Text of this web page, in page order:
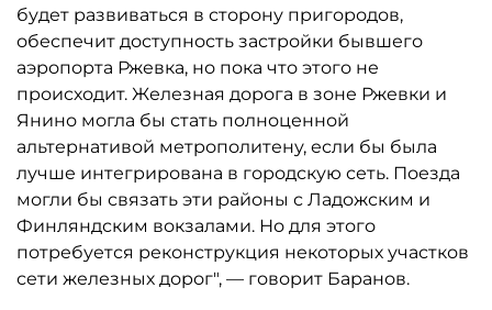
будет развиваться в сторону пригородов,
обеспечит доступность застройки бывшего
аэропорта Ржевка, но пока что этого не
происходит. Железная дорога в зоне Ржевки и
Янино могла бы стать полноценной
альтернативой метрополитену, если бы была
лучше интегрирована в городскую сеть. Поезда
могли бы связать эти районы с Ладожским и
Финляндским вокзалами. Но для этого
потребуется реконструкция некоторых участков
сети железных дорог", — говорит Баранов.